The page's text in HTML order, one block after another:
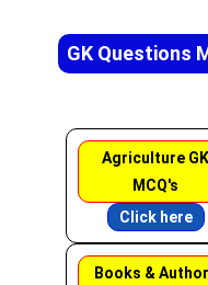
GK Questions
Agriculture GK
MCQ's
Click here
Books &